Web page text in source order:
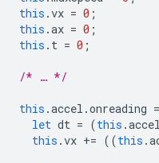
this .vx = 0 ;
this .ax = 0 ;
this . t = 0 ;
/* … */
this .accel .onreading =
let dt = (this .accel
this .vx += ((this .